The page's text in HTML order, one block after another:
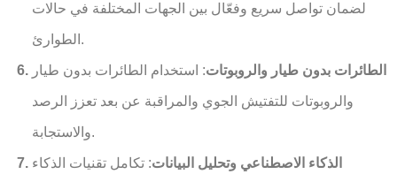
لضمان تواصل سريع وفعّال بين الجهات المختلفة في حالات
الطوارئ.
الطائرات بدون طيار والروبوتات: استخدام الطائرات بدون طيار
والروبوتات للتفتيش الجوي والمراقبة عن بعد تعزز الرصد
والاستجابة.
الذكاء الاصطناعي وتحليل البيانات: تكامل تقنيات الذكاء